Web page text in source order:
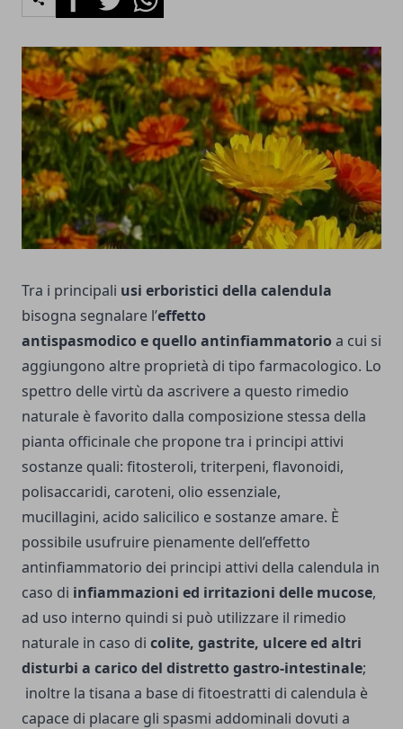
Tra i principali usi erboristici della calendula
bisogna segnalare l’effetto
antispasmodico e quello antinfiammatorio a cui si
aggiungono altre proprietà di tipo farmacologico. Lo
spettro delle virtù da ascrivere a questo rimedio
naturale è favorito dalla composizione stessa della
pianta officinale che propone tra i principi attivi
sostanze quali: fitosteroli, triterpeni, flavonoidi,
polisaccaridi, caroteni, olio essenziale,
mucillagini, acido salicilico e sostanze amare. È
possibile usufruire pienamente dell’effetto
antinfiammatorio dei principi attivi della calendula in
caso di infiammazioni ed irritazioni delle mucose,
ad uso interno quindi si può utilizzare il rimedio
naturale in caso di colite, gastrite, ulcere ed altri
disturbi a carico del distretto gastro-intestinale;
inoltre la tisana a base di fitoestratti di calendula è
capace di placare gli spasmi addominali dovuti a